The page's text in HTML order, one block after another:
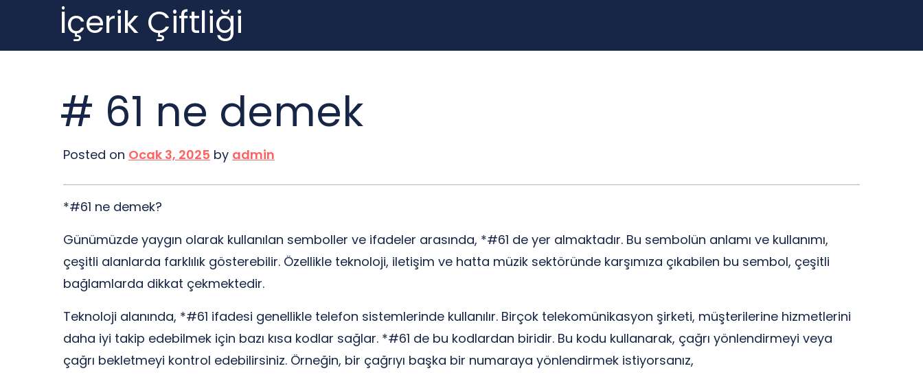
content
İçerik Çiftliği
# 61 ne demek
Posted on Ocak 3, 2025 by admin
*#61 ne demek?
Günümüzde yaygın olarak kullanılan semboller ve ifadeler arasında, *#61 de yer almaktadır. Bu sembolün anlamı ve kullanımı,
çeşitli alanlarda farklılık gösterebilir. Özellikle teknoloji, iletişim ve hatta müzik sektöründe karşımıza çıkabilen bu sembol, çeşitli
bağlamlarda dikkat çekmektedir.
Teknoloji alanında, *#61 ifadesi genellikle telefon sistemlerinde kullanılır. Birçok telekomünikasyon şirketi, müşterilerine hizmetlerini
daha iyi takip edebilmek için bazı kısa kodlar sağlar. *#61 de bu kodlardan biridir. Bu kodu kullanarak, çağrı yönlendirmeyi veya
çağrı bekletmeyi kontrol edebilirsiniz. Örneğin, bir çağrıyı başka bir numaraya yönlendirmek istiyorsanız,